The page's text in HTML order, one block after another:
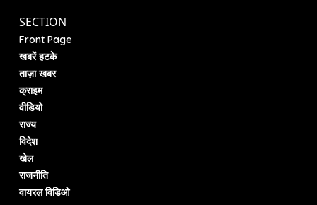
SECTION
Front Page
खबरें हटके
ताज़ा खबर
क्राइम
वीडियो
राज्य
विदेश
खेल
राजनीति
वायरल विडिओ